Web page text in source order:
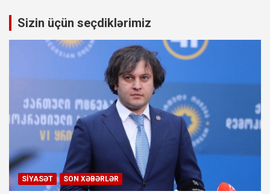
Sizin üçün seçdiklərimiz
SIYASƏT SON XƏBƏRLƏR